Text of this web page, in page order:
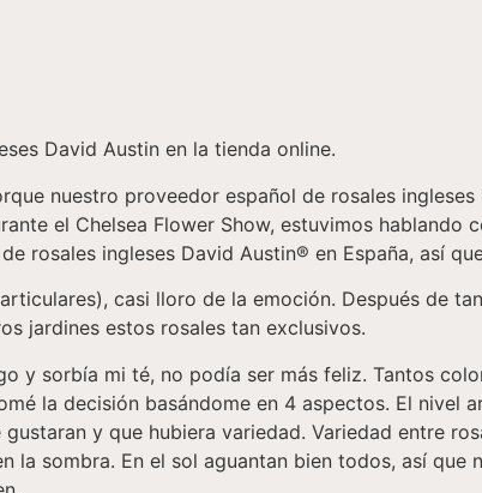
David Austin en la tienda online.
nuestro proveedor español de rosales
el Chelsea Flower Show, estuvimos hablando
rosales ingleses David Austin® en España, así
casi lloro de la emoción. Después de
jardines estos rosales tan exclusivos.
y sorbía mi té, no podía ser más feliz. Tantos
la decisión basándome en 4 aspectos. El nivel
y que hubiera variedad. Variedad entre
la sombra. En el sol aguantan bien todos, así